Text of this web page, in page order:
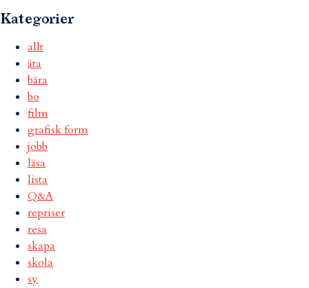
Kategorier
allt
äta
bära
bo
film
grafisk form
jobb
läsa
lista
Q&A
repriser
resa
skapa
skola
sy